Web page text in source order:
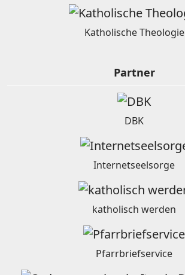
Katholische Theologie
Partner
DBK
Internetseelsorge
katholisch werden
Pfarrbriefservice